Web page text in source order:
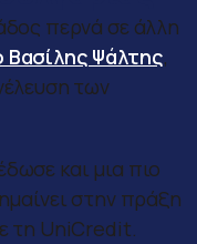
περνά σε άλλη
Βασίλης Ψάλτης,
των
και μια πιο
στην πράξη
τη UniCredit.